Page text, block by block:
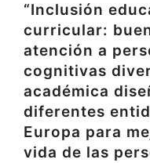
“Inclusión
curricular:
atención a
cognitivas
académica
diferentes
Europa para
vida de las